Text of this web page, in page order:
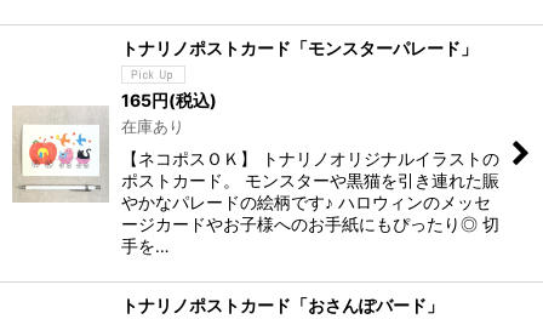
トナリノポストカード「モンスターパレード」
165円(税込)
在庫あり
【ネコポスＯＫ】 トナリノオリジナルイラストの
ポストカード。 モンスターや黒猫を引き連れた賑
やかなパレードの絵柄です♪ ハロウィンのメッセ
ージカードやお子様へのお手紙にもぴったり◎ 切
手を…
トナリノポストカード「おさんぽバード」